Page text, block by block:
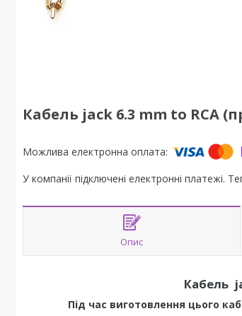
Кабель jack 6.3 mm to RCA
У компанії підключені електронні
Опис
Кабель
Під час виготовлення цього